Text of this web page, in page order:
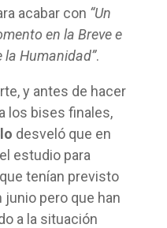
acabar con “Un
en la Breve e
Humanidad”.
y antes de hacer
los bises finales,
desveló que en
estudio para
tenían previsto
junio pero que han
a la situación